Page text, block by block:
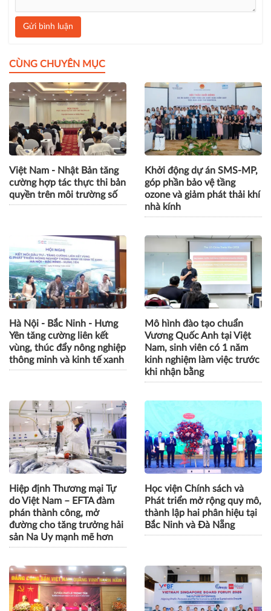
Gửi bình luận
CÙNG CHUYÊN MỤC
Việt Nam - Nhật Bản tăng
cường hợp tác thực thi bản
quyền trên môi trường số
Khởi động dự án SMS-MP,
góp phần bảo vệ tầng
ozone và giảm phát thải khí
nhà kính
Hà Nội - Bắc Ninh - Hưng
Yên tăng cường liên kết
vùng, thúc đẩy nông nghiệp
thông minh và kinh tế xanh
Mô hình đào tạo chuẩn
Vương Quốc Anh tại Việt
Nam, sinh viên có 1 năm
kinh nghiệm làm việc trước
khi nhận bằng
Hiệp định Thương mại Tự
do Việt Nam – EFTA đàm
phán thành công, mở
đường cho tăng trưởng hải
sản Na Uy mạnh mẽ hơn
Học viện Chính sách và
Phát triển mở rộng quy mô,
thành lập hai phân hiệu tại
Bắc Ninh và Đà Nẵng